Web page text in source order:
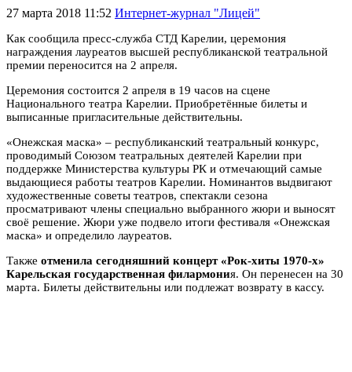
27 марта 2018 11:52 Интернет-журнал "Лицей"
Как сообщила пресс-служба СТД Карелии, церемония
награждения лауреатов высшей республиканской театральной
премии переносится на 2 апреля.
Церемония состоится 2 апреля в 19 часов на сцене
Национального театра Карелии. Приобретённые билеты и
выписанные пригласительные действительны.
«Онежская маска» – республиканский театральный конкурс,
проводимый Союзом театральных деятелей Карелии при
поддержке Министерства культуры РК и отмечающий самые
выдающиеся работы театров Карелии. Номинантов выдвигают
художественные советы театров, спектакли сезона
просматривают члены специально выбранного жюри и выносят
своё решение. Жюри уже подвело итоги фестиваля «Онежская
маска» и определило лауреатов.
Также отменила сегодняшний концерт «Рок-хиты 1970-х»
Карельская государственная филармония. Он перенесен на 30
марта. Билеты действительны или подлежат возврату в кассу.